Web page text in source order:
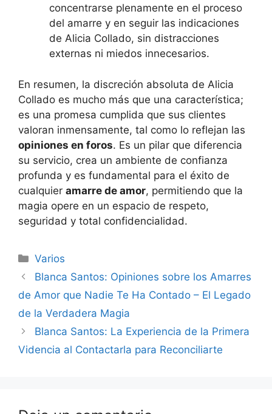
concentrarse plenamente en el proceso
del amarre y en seguir las indicaciones
de Alicia Collado, sin distracciones
externas ni miedos innecesarios.
En resumen, la discreción absoluta de Alicia
Collado es mucho más que una característica;
es una promesa cumplida que sus clientes
valoran inmensamente, tal como lo reflejan las
opiniones en foros. Es un pilar que diferencia
su servicio, crea un ambiente de confianza
profunda y es fundamental para el éxito de
cualquier amarre de amor, permitiendo que la
magia opere en un espacio de respeto,
seguridad y total confidencialidad.
Categorías
Varios
Navegación
de
Blanca Santos: Opiniones sobre los Amarres
de Amor que Nadie Te Ha Contado – El Legado
de la Verdadera Magia
Blanca Santos: La Experiencia de la Primera
Videncia al Contactarla para Reconciliarte